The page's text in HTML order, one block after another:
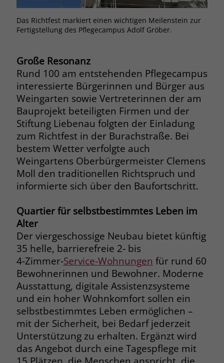
Das Richtfest markiert einen wichtigen Meilenstein zur
Fertigstellung des Pflegecampus Adolf Gröber.
Große Resonanz
Rund 100 am entstehenden Pflegecampus
interessierte Bürgerinnen und Bürger aus
Weingarten sowie Vertreterinnen der am
Bauprojekt beteiligten Firmen und der
Stiftung Liebenau folgten der Einladung
zum Richtfest in der Burachstraße. Bei
bestem Wetter verfolgte auch
Weingartens Oberbürgermeister Clemens
Moll den traditionellen Richtspruch und
informierte sich über den Baufortschritt.
Quartier für selbstbestimmtes Leben im
Alter
Der viergeschossige Neubau bietet künftig
35 helle, barrierefreie 2‑ bis
4‑Zimmer‑Service-Wohnungen für rund 60
Bewohnerinnen und Bewohner. Moderne
Ausstattung, digitale Assistenzsysteme
und ein hoher Wohnkomfort sollen ein
selbstbestimmtes Leben ermöglichen –
mit der Sicherheit, bei Bedarf jederzeit
Unterstützung zu erhalten. Ergänzt wird
das Angebot durch eine Tagespflege mit
Name PHPSESSID
Laufzeit Session
Zweck
Behält die Zustände des Benutzers bei
allen Seitenanfragen bei.
Name cookie_optin
Anbieter www.stiftung-liebenau.de
Laufzeit 1 Monat
zum Cookie Opt-In
Name __cf_bm
Anbieter .fonts.net
Laufzeit 30 Minuten
Zweck
This cookie, set by Cloudflare, is used to
support Cloudflare Bot Management.
Name JSessionID
Zweck
Browsers und die Einstellungen
exklusiv für diese Website zu speichern.
Dadurch wird gewährleistet, dass
werden, mit derselben
Benutzerkennung verknüpft werden.
Name _clsk
Anbieter www.clarity.ms
Laufzeit 1 Jahr
Microsoft Clarity setzt dieses Cookie,
um die Seitenaufrufe eines Benutzers
Sitzungsaufzeichnung
zusammenzufassen.
Name _gcl_au
Anbieter
Laufzeit 90 Tage
Zweck Enthält eine zufallsgenerierte User-ID.
Name _gcl_aw